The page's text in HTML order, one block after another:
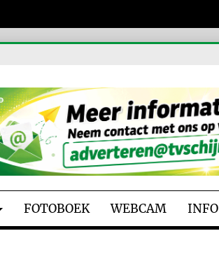
FOTOBOEK WEBCAM INFO